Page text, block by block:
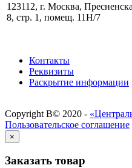
123112, г. Москва,
8, стр. 1, помещ. 11H/7
Контакты
Реквизиты
Раскрытие информации
Copyright В© 2020 -
Пользовательское соглашение
×
Заказать товар